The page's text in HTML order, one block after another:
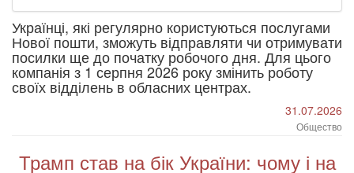
Українці, які регулярно користуються послугами
Нової пошти, зможуть відправляти чи отримувати
посилки ще до початку робочого дня. Для цього
компанія з 1 серпня 2026 року змінить роботу
своїх відділень в обласних центрах.
31.07.2026
Общество
Трамп став на бік України: чому і на